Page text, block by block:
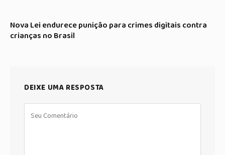
Nova Lei endurece punição para crimes digitais contra
crianças no Brasil
DEIXE UMA RESPOSTA